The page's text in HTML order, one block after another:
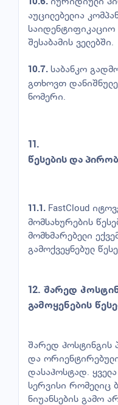
აუცილებელია
შესაბამის ველებში.
10.7. საბანკო
გთხოვთ
ნომერი.
11.
წესების და
11.1. FastCloud
მომსახურების
მომხმარებელი
გამოქვეყნებულ
12. შარედ
გამოყენების
შარედ ჰოსტინგის
და
დასაჰოსტად. ყველა
სერვისი რომელიც
ნიუანსების გამო